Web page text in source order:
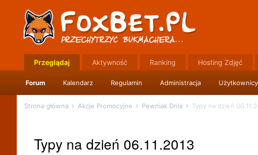
Przeglądaj
Forum Kalendarz Regulamin Administracja
Aktywność Ranking Hosting Zdjęć
Strona główna Akcje Promocyjne Pewniak Dnia Typy na dzień
Typy na dzień 06.11.2013